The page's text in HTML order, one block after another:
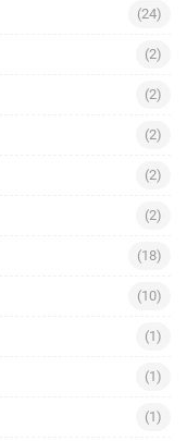
(24)
(2)
(2)
(2)
(2)
(2)
(18)
(10)
(1)
(1)
(1)